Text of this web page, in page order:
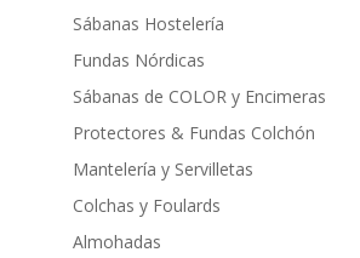
Sábanas Hostelería
Fundas Nórdicas
Sábanas de COLOR y Encimeras
Protectores & Fundas Colchón
Mantelería y Servilletas
Colchas y Foulards
Almohadas